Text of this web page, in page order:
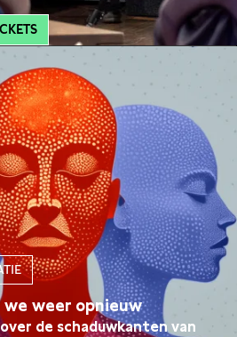
weer opnieuw
de schaduwkanten van